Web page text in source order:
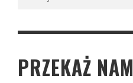
PRZEKAŻ NAM